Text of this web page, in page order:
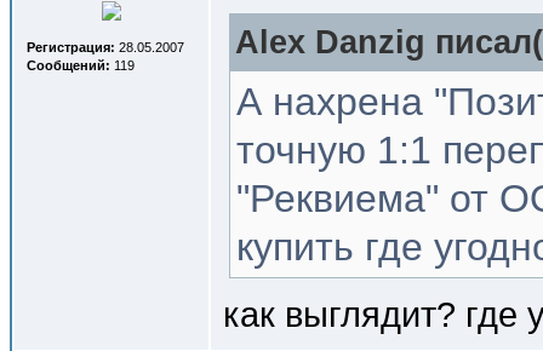
Регистрация: 28.05.2007
Сообщений: 119
Alex Danzig
А нахрена
точную 1:1
"Реквиема" от
купить где
как выглядит? где